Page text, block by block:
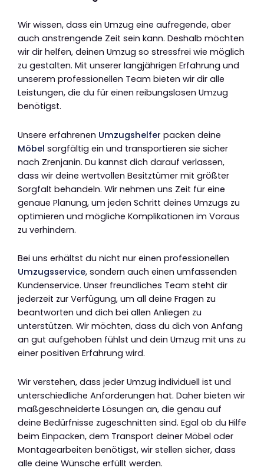
Wir wissen, dass ein Umzug eine aufregende, aber
auch anstrengende Zeit sein kann. Deshalb möchten
wir dir helfen, deinen Umzug so stressfrei wie möglich
zu gestalten. Mit unserer langjährigen Erfahrung und
unserem professionellen Team bieten wir dir alle
Leistungen, die du für einen reibungslosen Umzug
benötigst.
Unsere erfahrenen Umzugshelfer packen deine
Möbel sorgfältig ein und transportieren sie sicher
nach Zrenjanin. Du kannst dich darauf verlassen,
dass wir deine wertvollen Besitztümer mit größter
Sorgfalt behandeln. Wir nehmen uns Zeit für eine
genaue Planung, um jeden Schritt deines Umzugs zu
optimieren und mögliche Komplikationen im Voraus
zu verhindern.
Bei uns erhältst du nicht nur einen professionellen
Umzugsservice, sondern auch einen umfassenden
Kundenservice. Unser freundliches Team steht dir
jederzeit zur Verfügung, um all deine Fragen zu
beantworten und dich bei allen Anliegen zu
unterstützen. Wir möchten, dass du dich von Anfang
an gut aufgehoben fühlst und dein Umzug mit uns zu
einer positiven Erfahrung wird.
Wir verstehen, dass jeder Umzug individuell ist und
unterschiedliche Anforderungen hat. Daher bieten wir
maßgeschneiderte Lösungen an, die genau auf
deine Bedürfnisse zugeschnitten sind. Egal ob du Hilfe
beim Einpacken, dem Transport deiner Möbel oder
Montagearbeiten benötigst, wir stellen sicher, dass
alle deine Wünsche erfüllt werden.